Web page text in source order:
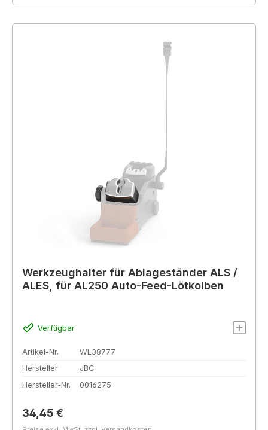
Werkzeughalter für Ablageständer ALS /
ALES, für AL250 Auto-Feed-Lötkolben
Verfügbar
Artikel-Nr.
WL38777
Hersteller
JBC
Hersteller-Nr.
0016275
Regulärer Preis:
34,45 €